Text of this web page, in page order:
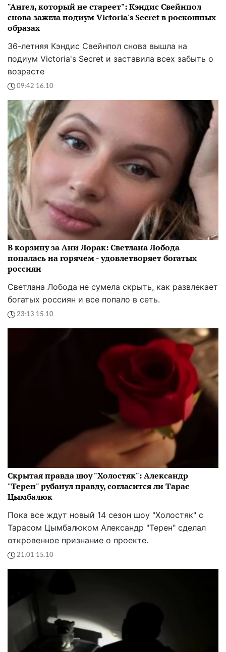
"Ангел, который не стареет": Кэндис Свейнпол
снова зажгла подиум Victoria's Secret в роскошных
образах
36-летняя Кэндис Свейнпол снова вышла на
подиум Victoria's Secret и заставила всех забыть о
возрасте
09:42 16.10
В корзину за Ани Лорак: Светлана Лобода
попалась на горячем - удовлетворяет богатых
россиян
Светлана Лобода не сумела скрыть, как развлекает
богатых россиян и все попало в сеть.
23:13 15.10
Скрытая правда шоу "Холостяк": Александр
"Терен" рубанул правду, согласится ли Тарас
Цымбалюк
Пока все ждут новый 14 сезон шоу "Холостяк" с
Тарасом Цымбалюком Александр "Терен" сделал
откровенное признание о проекте.
21:01 15.10